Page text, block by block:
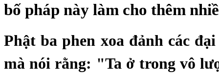
bố pháp này làm cho thêm
Phật ba phen xoa đảnh các
mà nói rằng: "Ta ở trong vô